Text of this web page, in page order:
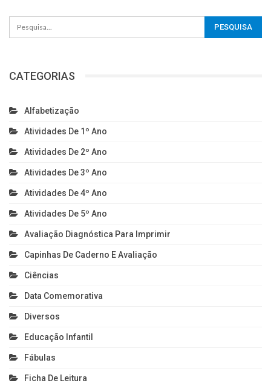
CATEGORIAS
Alfabetização
Atividades De 1º Ano
Atividades De 2º Ano
Atividades De 3º Ano
Atividades De 4º Ano
Atividades De 5º Ano
Avaliação Diagnóstica Para Imprimir
Capinhas De Caderno E Avaliação
Ciências
Data Comemorativa
Diversos
Educação Infantil
Fábulas
Ficha De Leitura